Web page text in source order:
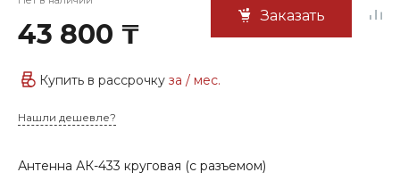
43 800 ₸
Заказать
Купить в рассрочку за / мес.
Нашли дешевле?
Антенна АК-433 круговая (с разъемом)